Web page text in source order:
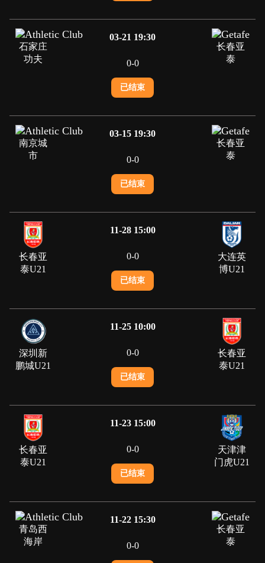
03-21 19:30
石家庄
功夫
0-0
长春亚
泰
已结束
03-15 19:30
南京城
市
0-0
长春亚
泰
已结束
11-28 15:00
长春亚
泰U21
0-0
大连英
博U21
已结束
11-25 10:00
深圳新
鹏城U21
0-0
长春亚
泰U21
已结束
11-23 15:00
长春亚
泰U21
0-0
天津津
门虎U21
已结束
11-22 15:30
青岛西
海岸
0-0
长春亚
泰